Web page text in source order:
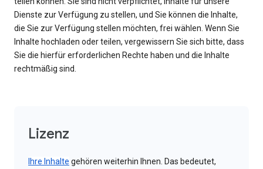
Dienste zur Verfügung zu stellen, und Sie können die Inhalte,
die Sie zur Verfügung stellen möchten, frei wählen. Wenn Sie
Inhalte hochladen oder teilen, vergewissern Sie sich bitte, dass
Sie die hierfür erforderlichen Rechte haben und die Inhalte
rechtmäßig sind.
Lizenz
Ihre Inhalte gehören weiterhin Ihnen. Das bedeutet,